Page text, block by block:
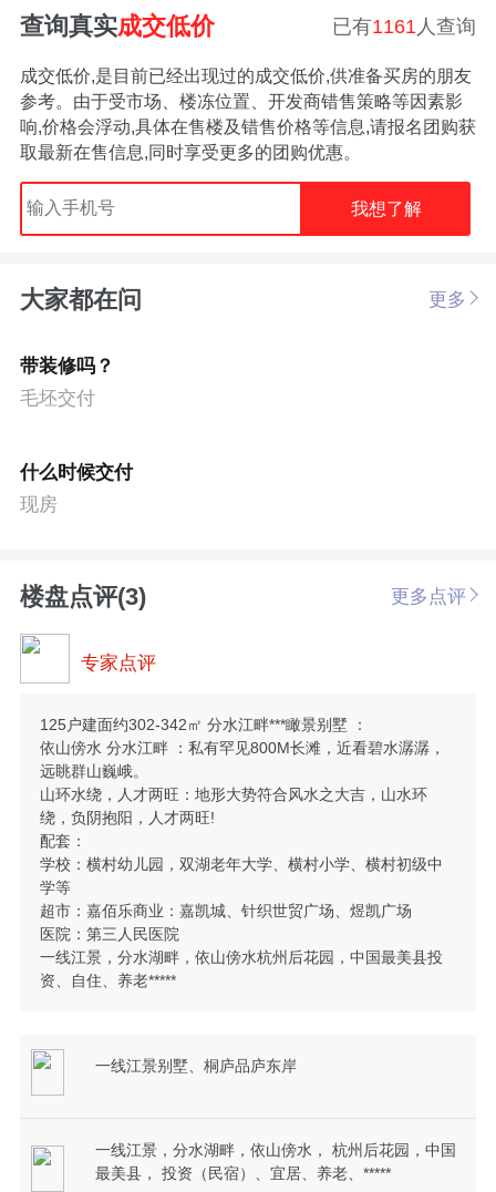
查询真实成交低价 已有1161人查询
成交低价,是目前已经出现过的成交低价,供准备买房的朋友
参考。由于受市场、楼冻位置、开发商错售策略等因素影
响,价格会浮动,具体在售楼及错售价格等信息,请报名团购获
取最新在售信息,同时享受更多的团购优惠。
我想了解
大家都在问 更多
带装修吗？
毛坯交付
什么时候交付
现房
楼盘点评(3) 更多点评
专家点评
125户建面约302-342㎡ 分水江畔***瞰景别墅 ：
依山傍水 分水江畔 ：私有罕见800M长滩，近看碧水潺潺，
远眺群山巍峨。
山环水绕，人才两旺：地形大势符合风水之大吉，山水环
绕，负阴抱阳，人才两旺!
配套：
学校：横村幼儿园，双湖老年大学、横村小学、横村初级中
学等
超市：嘉佰乐商业：嘉凯城、针织世贸广场、煜凯广场
医院：第三人民医院
一线江景，分水湖畔，依山傍水杭州后花园，中国最美县投
资、自住、养老*****
一线江景别墅、桐庐品庐东岸
一线江景，分水湖畔，依山傍水， 杭州后花园，中国
最美县， 投资（民宿）、宜居、养老、*****